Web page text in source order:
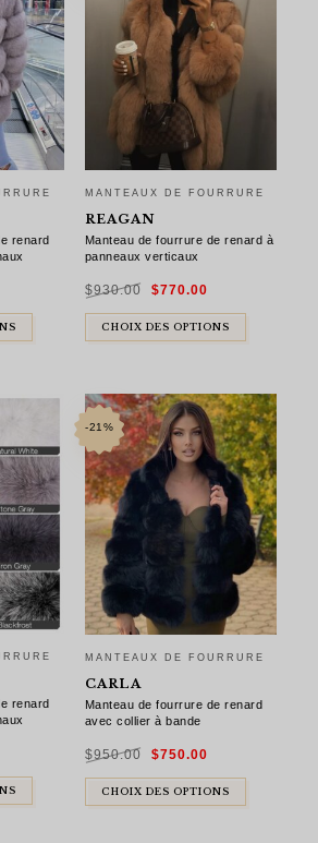
renard
:
MANTEAUX DE FOURRURE
REAGAN
Manteau de fourrure de renard à
panneaux verticaux
$930.00
Le
prix
était :
$930.00.
$770.00prix
est :
$770.00.
CHOIX DES OPTIONS
renard
:
-21%
MANTEAUX DE FOURRURE
CARLA
Manteau de fourrure de renard
avec collier à bande
$950.00
Le
prix
était :
$950.00.
$750.00prix
est :
$750.00.
CHOIX DES OPTIONS